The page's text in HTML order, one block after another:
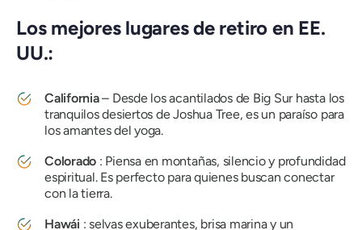
Los mejores lugares de retiro en EE.
UU.:
California– Desde los acantilados de Big Sur hasta los
tranquilos desiertos de Joshua Tree, es un paraíso para
los amantes del yoga.
Colorado : Piensa en montañas, silencio y profundidad
espiritual. Es perfecto para quienes buscan conectar
con la tierra.
Hawái : selvas exuberantes, brisa marina y un